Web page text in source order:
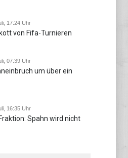
17:24 Uhr
von Fifa-Turnieren
07:39 Uhr
um über ein
16:35 Uhr
Spahn wird nicht